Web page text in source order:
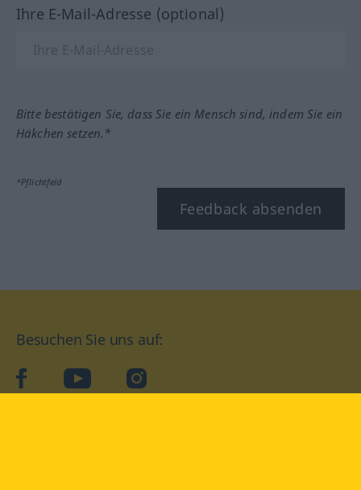
Ihre E-Mail-Adresse (optional)
Bitte bestätigen Sie, dass Sie ein Mensch sind, indem Sie ein
Häkchen setzen.*
*Pflichtfeld
Feedback absenden
Besuchen Sie uns auf:
facebookYouTube Instagram